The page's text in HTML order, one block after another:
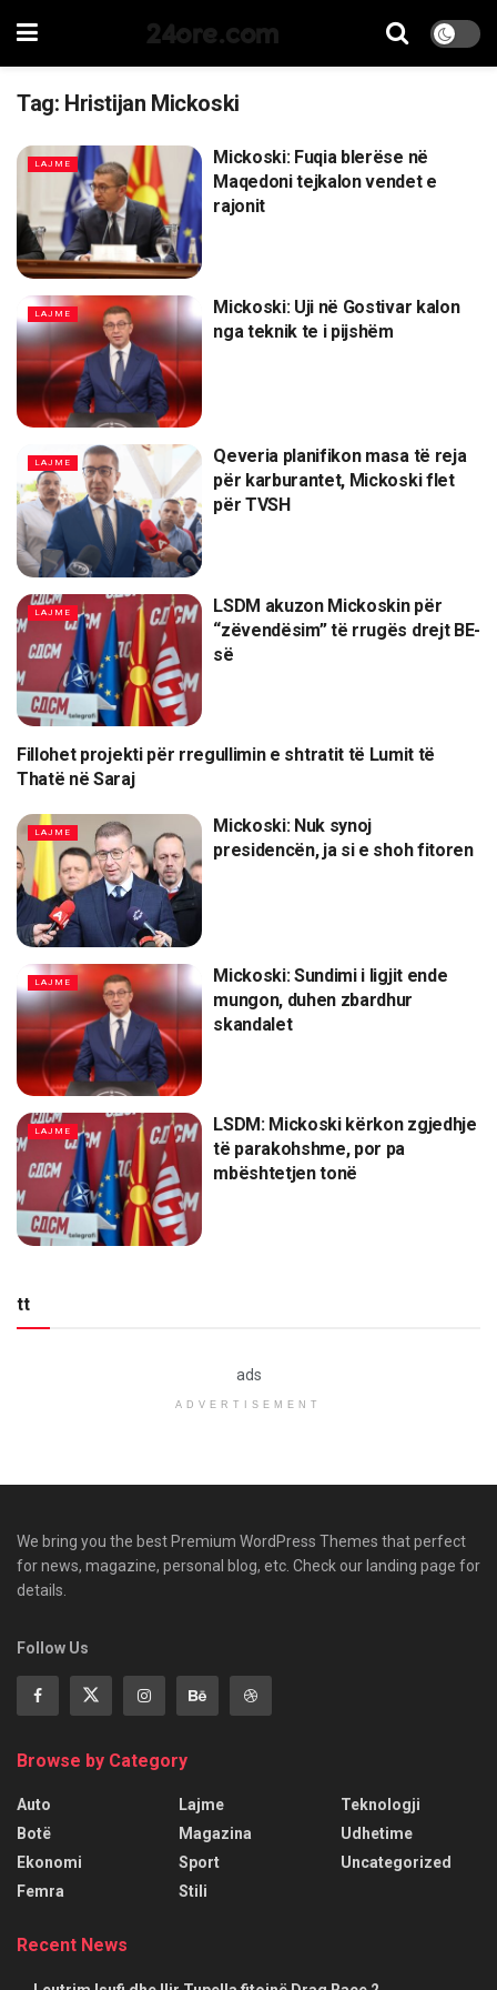
24ore.com
Tag: Hristijan Mickoski
LAJME
Mickoski: Fuqia blerëse në
Maqedoni tejkalon vendet e
rajonit
LAJME
Mickoski: Uji në Gostivar kalon
nga teknik te i pijshëm
LAJME
Qeveria planifikon masa të reja
për karburantet, Mickoski flet
për TVSH
LAJME
LSDM akuzon Mickoskin për
“zëvendësim” të rrugës drejt BE-
së
LAJME
Fillohet projekti për rregullimin e shtratit të Lumit të
Thatë në Saraj
LAJME
Mickoski: Nuk synoj
presidencën, ja si e shoh fitoren
LAJME
Mickoski: Sundimi i ligjit ende
mungon, duhen zbardhur
skandalet
LAJME
LSDM: Mickoski kërkon zgjedhje
të parakohshme, por pa
mbështetjen tonë
tt
ads
ADVERTISEMENT
We bring you the best Premium WordPress Themes that perfect
for news, magazine, personal blog, etc. Check our landing page for
details.
Follow Us
Browse by Category
Auto
Botë
Ekonomi
Femra
Lajme
Magazina
Sport
Stili
Teknologji
Udhetime
Uncategorized
Recent News